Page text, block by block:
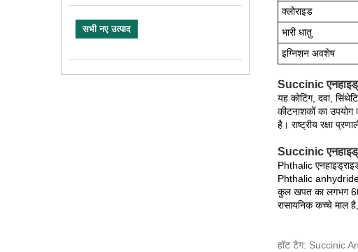
सभी नए उत्पाद
क्लोराइड
भारी धातु
इग्निशन अवशेष
Succinic
यह कोटिंग, दवा,
कीटनाशकों का उपयोग
है। राष्ट्रीय रक्षा
Succinic
Phthalic
Phthalic anhydride
कुल खपत का लगभग
रासायनिक कच्चे माल
हॉट टैग: Succinic